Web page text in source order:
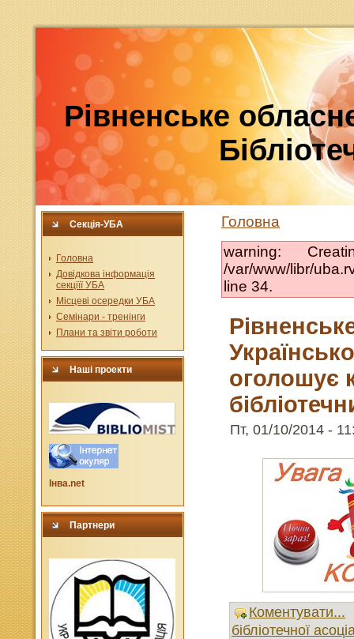
Рівненське
Секція-УБА
Головна
Довідкова інформація
секціїї УБА
Місцеві осередки УБА
Семінари - тренінги
Плани та звіти роботи
Наші проекти
Інва.net
Партнери
Головна
warning:
/var/www/libr/
line 34.
оголошує
Пт, 01/10/2014 -
Коментувати...
бібліотечної